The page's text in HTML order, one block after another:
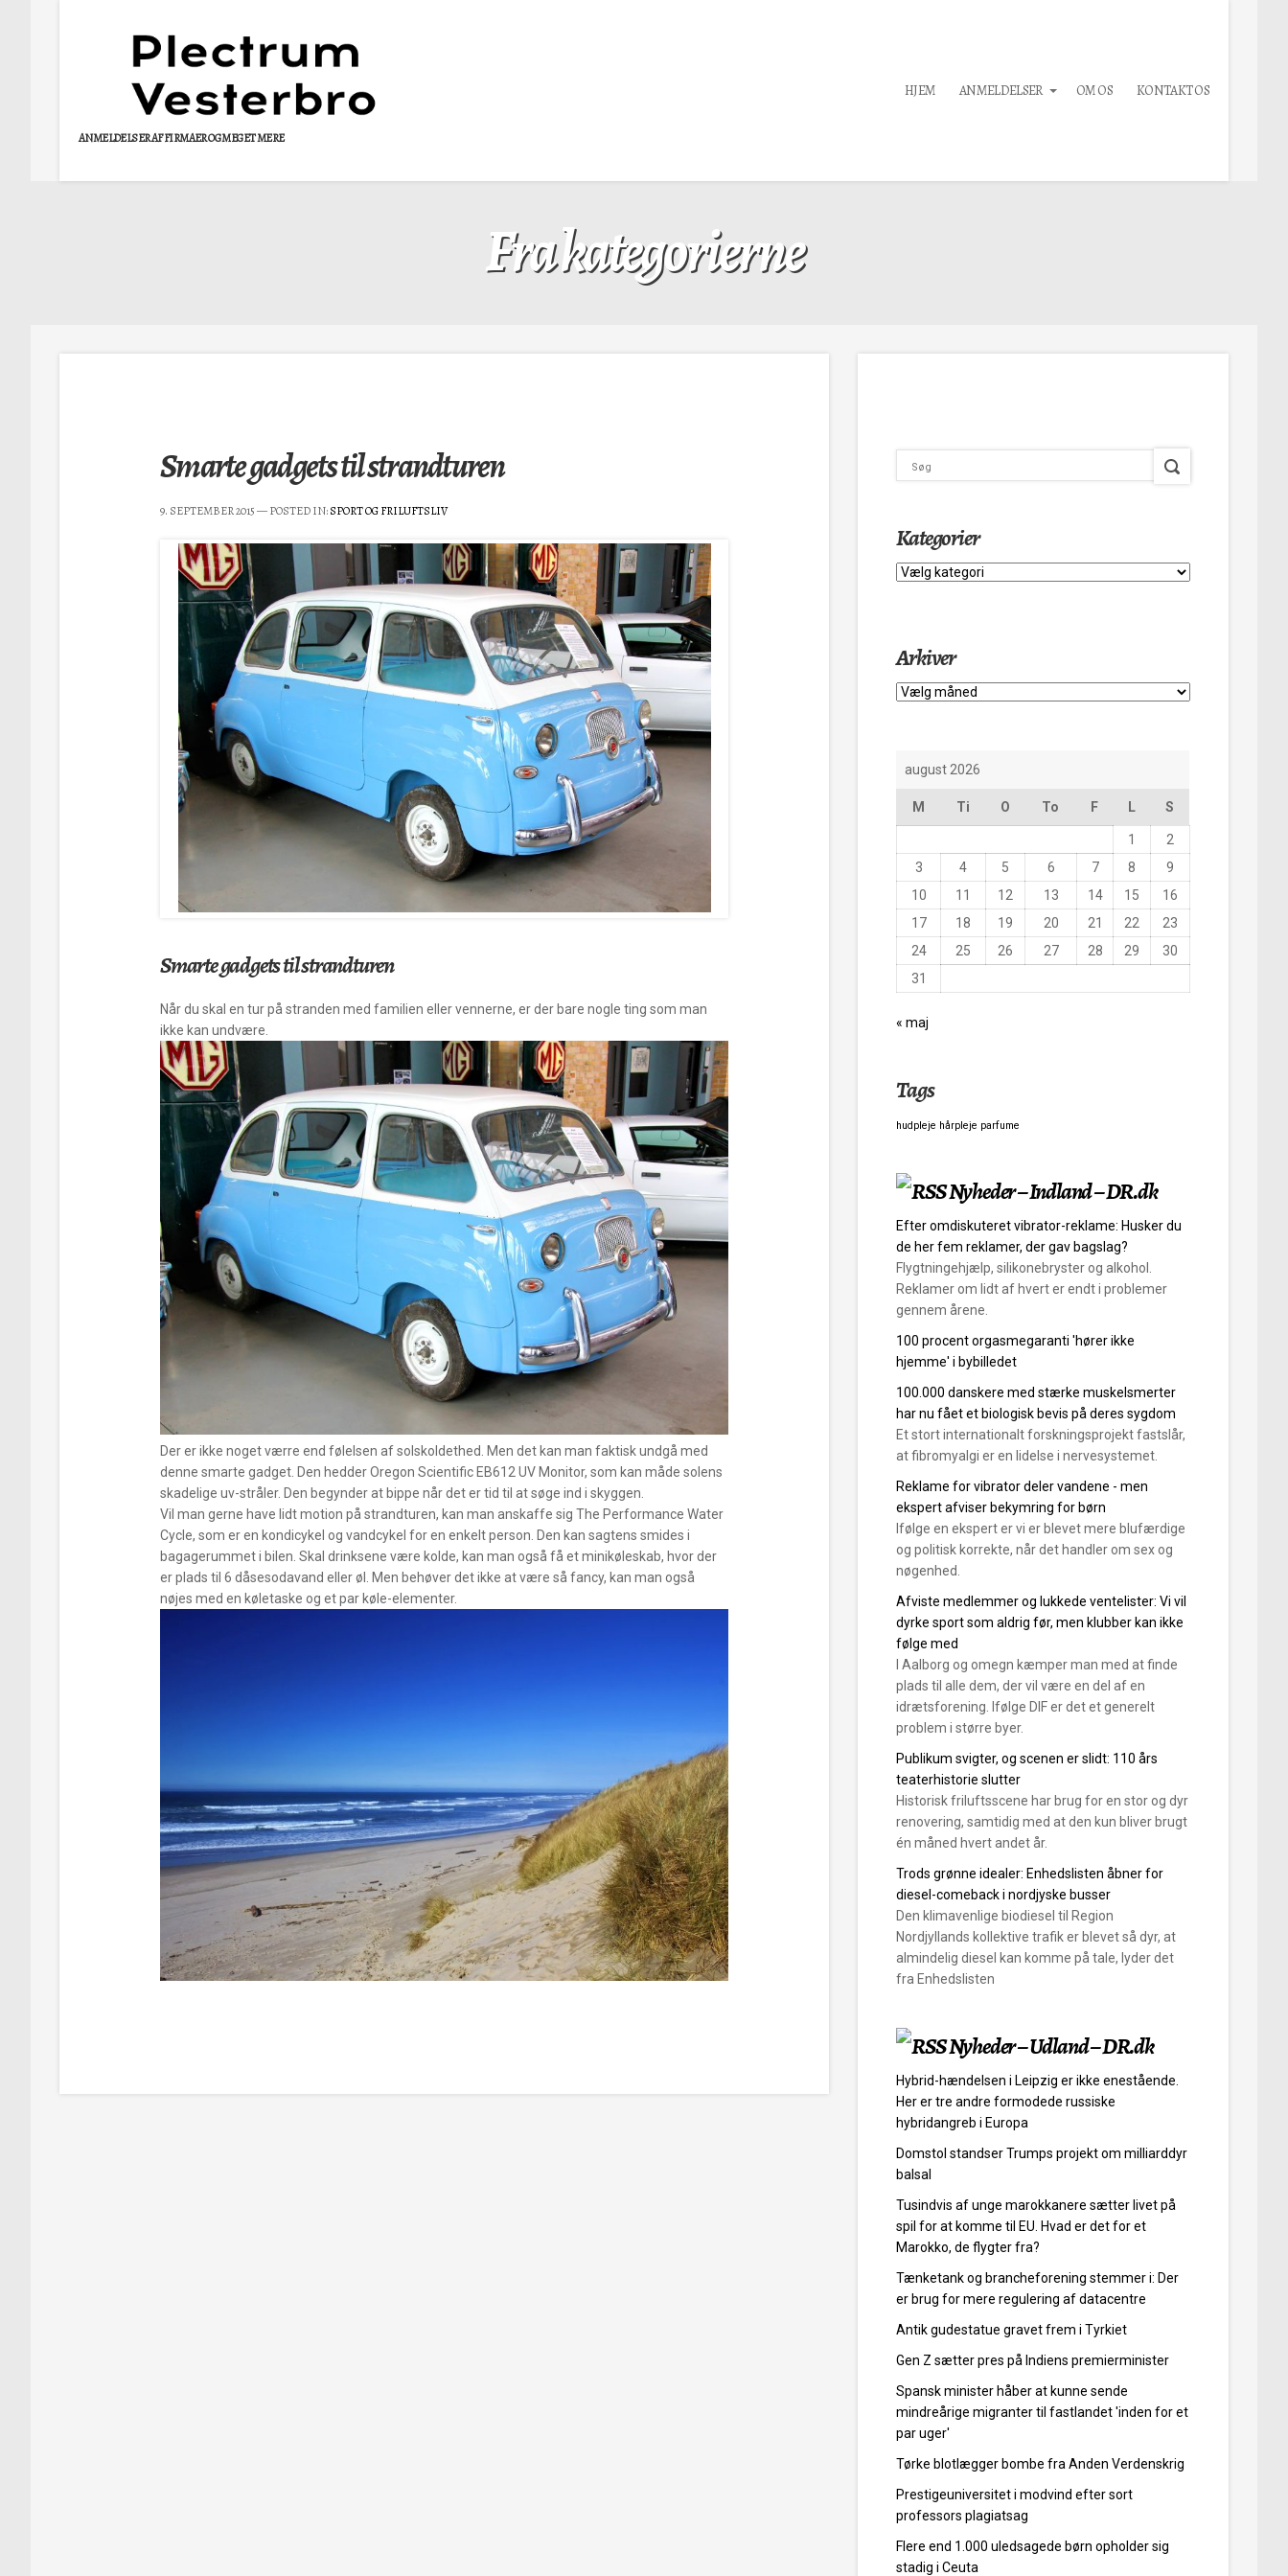
ANMELDELSER AF FIRMAER OG MEGET MERE
HJEM ANMELDELSER OM OS KONTAKT OS
Fra kategorierne
Smarte gadgets til strandturen
9. SEPTEMBER 2015— POSTED IN:SPORT OG FRILUFTSLIV
Smarte gadgets til strandturen
Når du skal en tur på stranden med familien eller vennerne, er der bare nogle ting som man
ikke kan undvære.
Der er ikke noget værre end følelsen af solskoldethed. Men det kan man faktisk undgå med
denne smarte gadget. Den hedder Oregon Scientific EB612 UV Monitor, som kan måde solens
skadelige uv-stråler. Den begynder at bippe når det er tid til at søge ind i skyggen.
Vil man gerne have lidt motion på strandturen, kan man anskaffe sig The Performance Water
Cycle, som er en kondicykel og vandcykel for en enkelt person. Den kan sagtens smides i
bagagerummet i bilen. Skal drinksene være kolde, kan man også få et minikøleskab, hvor der
er plads til 6 dåsesodavand eller øl. Men behøver det ikke at være så fancy, kan man også
nøjes med en køletaske og et par køle-elementer.
Kategorier
Kategorier
Arkiver
Arkiver
august 2026
M Ti O To F L S
1
2
3
4 5 6 7 8
9
10
11 12 13 14 15
16
17
18 19 20 21 22
23
24
25 26 27 28 29
30
31
« maj
Tags
hudpleje hårpleje parfume
Nyheder – Indland – DR.dk
Efter omdiskuteret vibrator-reklame: Husker du
de her fem reklamer, der gav bagslag?
Flygtningehjælp, silikonebryster og alkohol.
Reklamer om lidt af hvert er endt i problemer
gennem årene.
100 procent orgasmegaranti 'hører ikke
hjemme' i bybilledet
100.000 danskere med stærke muskelsmerter
har nu fået et biologisk bevis på deres sygdom
Et stort internationalt forskningsprojekt fastslår,
at fibromyalgi er en lidelse i nervesystemet.
Reklame for vibrator deler vandene - men
ekspert afviser bekymring for børn
Ifølge en ekspert er vi er blevet mere blufærdige
og politisk korrekte, når det handler om sex og
nøgenhed.
Afviste medlemmer og lukkede ventelister: Vi vil
dyrke sport som aldrig før, men klubber kan ikke
følge med
I Aalborg og omegn kæmper man med at finde
plads til alle dem, der vil være en del af en
idrætsforening. Ifølge DIF er det et generelt
problem i større byer.
Publikum svigter, og scenen er slidt: 110 års
teaterhistorie slutter
Historisk friluftsscene har brug for en stor og dyr
renovering, samtidig med at den kun bliver brugt
én måned hvert andet år.
Trods grønne idealer: Enhedslisten åbner for
diesel-comeback i nordjyske busser
Den klimavenlige biodiesel til Region
Nordjyllands kollektive trafik er blevet så dyr, at
almindelig diesel kan komme på tale, lyder det
fra Enhedslisten
Nyheder – Udland – DR.dk
Hybrid-hændelsen i Leipzig er ikke enestående.
Her er tre andre formodede russiske
hybridangreb i Europa
Domstol standser Trumps projekt om milliarddyr
balsal
Tusindvis af unge marokkanere sætter livet på
spil for at komme til EU. Hvad er det for et
Marokko, de flygter fra?
Tænketank og brancheforening stemmer i: Der
er brug for mere regulering af datacentre
Antik gudestatue gravet frem i Tyrkiet
Gen Z sætter pres på Indiens premierminister
Spansk minister håber at kunne sende
mindreårige migranter til fastlandet 'inden for et
par uger'
Tørke blotlægger bombe fra Anden Verdenskrig
Prestigeuniversitet i modvind efter sort
professors plagiatsag
Flere end 1.000 uledsagede børn opholder sig
stadig i Ceuta